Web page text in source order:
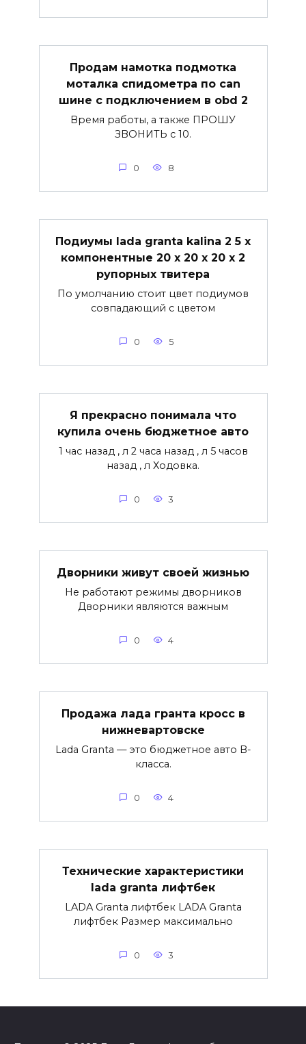
Продам намотка подмотка
моталка спидометра по can
шине с подключением в obd 2
Время работы, а также ПРОШУ
ЗВОНИТЬ с 10.
0 8
Подиумы lada granta kalina 2 5 х
компонентные 20 х 20 х 20 х 2
рупорных твитера
По умолчанию стоит цвет подиумов
совпадающий с цветом
0 5
Я прекрасно понимала что
купила очень бюджетное авто
1 час назад , л 2 часа назад , л 5 часов
назад , л Ходовка.
0 3
Дворники живут своей жизнью
Не работают режимы дворников
Дворники являются важным
0 4
Продажа лада гранта кросс в
нижневартовске
Lada Granta — это бюджетное авто B-
класса.
0 4
Технические характеристики
lada granta лифтбек
LADA Granta лифтбек LADA Granta
лифтбек Размер максимально
0 3